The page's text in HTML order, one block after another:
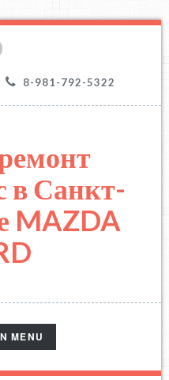
8-981-792-5322
в Санкт-
MAZDA
MENU